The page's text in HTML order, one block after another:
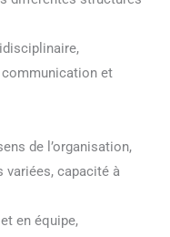
et
de l’organisation,
variées, capacité à
en équipe,